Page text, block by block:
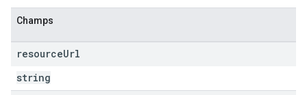
Champs
resourceUrl
string